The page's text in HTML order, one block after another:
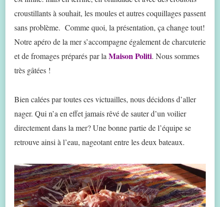
croustillants à souhait, les moules et autres coquillages passent
sans problème. Comme quoi, la présentation, ça change tout!
Notre apéro de la mer s’accompagne également de charcuterie
et de fromages préparés par laMaison Politi. Nous sommes
très gâtées !
Bien calées par toutes ces victuailles, nous décidons d’aller
nager. Qui n’a en effet jamais rêvé de sauter d’un voilier
directement dans la mer? Une bonne partie de l’équipe se
retrouve ainsi à l’eau, nageotant entre les deux bateaux.